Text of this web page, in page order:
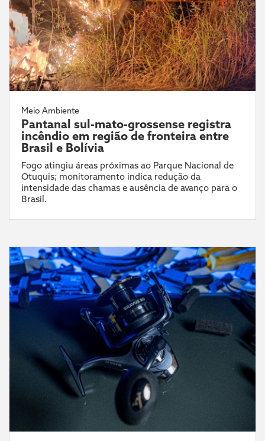
Meio Ambiente
Pantanal sul-mato-grossense registra
incêndio em região de fronteira entre
Brasil e Bolívia
Fogo atingiu áreas próximas ao Parque Nacional de
Otuquis; monitoramento indica redução da
intensidade das chamas e ausência de avanço para o
Brasil.